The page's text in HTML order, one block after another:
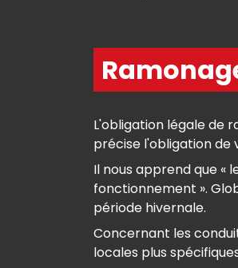
L'obligation légale de
précise l'obligation de
Il nous apprend que «
fonctionnement ».
période hivernale.
Concernant les
locales plus